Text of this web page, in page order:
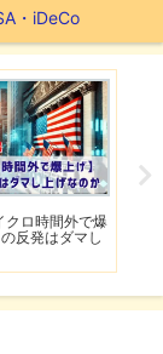
・iDeCo
クロ時間外で爆
反発はダマし